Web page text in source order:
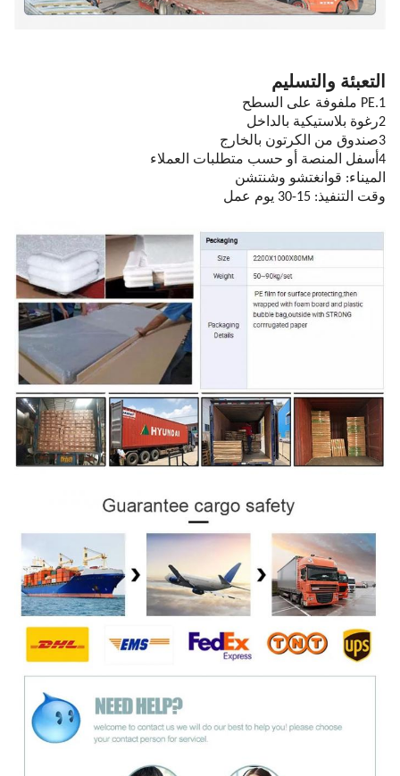
التعبئة والتسليم
1.PE ملفوفة على السطح
2رغوة بلاستيكية بالداخل
3صندوق من الكرتون بالخارج
4أسفل المنصة أو حسب متطلبات العملاء
الميناء: قوانغتشو وشنتشن
وقت التنفيذ: 15-30 يوم عمل